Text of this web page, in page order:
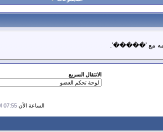
مع '�����'.
الانتقال السريع
الساعة الآن07:55 AM